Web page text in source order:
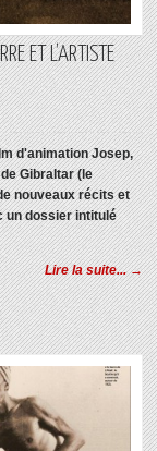
ET L’ARTISTE
d'animation Josep,
Gibraltar (le
nouveaux récits et
un dossier intitulé
Lire la suite... →